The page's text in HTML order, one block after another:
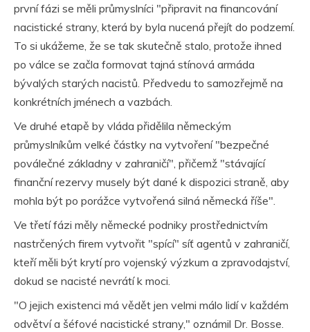
první fázi se měli průmyslníci "připravit na financování
nacistické strany, která by byla nucená přejít do podzemí.
To si ukážeme, že se tak skutečně stalo, protože ihned
po válce se začla formovat tajná stínová armáda
bývalých starých nacistů. Předvedu to samozřejmě na
konkrétních jménech a vazbách.
Ve druhé etapě by vláda přidělila německým
průmyslníkům velké částky na vytvoření "bezpečné
poválečné základny v zahraničí", přičemž "stávající
finanční rezervy musely být dané k dispozici straně, aby
mohla být po porážce vytvořená silná německá říše".
Ve třetí fázi měly německé podniky prostřednictvím
nastrčených firem vytvořit "spící" síť agentů v zahraničí,
kteří měli být krytí pro vojenský výzkum a zpravodajství,
dokud se nacisté nevrátí k moci.
"O jejich existenci má vědět jen velmi málo lidí v každém
odvětví a šéfové nacistické strany," oznámil Dr. Bosse.